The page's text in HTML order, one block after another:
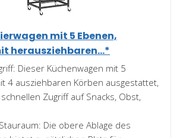
mit 5 Ebenen,
herausziehbaren...*
Dieser Küchenwagen mit 5
4 ausziehbaren Körben ausgestattet,
Zugriff auf Snacks, Obst,
Die obere Ablage des